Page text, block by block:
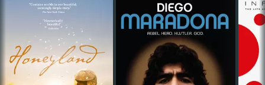
Sverige
Svenska